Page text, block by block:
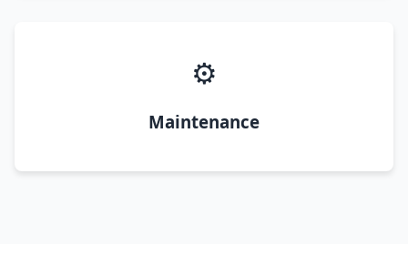
⚙️
Maintenance